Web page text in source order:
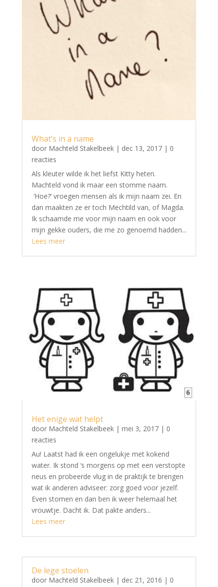
What’s in a name
door Machteld Stakelbeek| dec 13, 2017| 0
reacties
Als kleuter wilde ik het liefst Kitty heten.
Machteld vond ik maar een stomme naam.
‘Hoe?’ vroegen mensen als ik mijn naam zei. En
dan maakten ze er toch Mechtild van, of Magda.
Ik schaamde me voor mijn naam en ook voor
mijn gekke ouders, die me zo genoemd hadden...
Lees meer
Het enige wat helpt
door Machteld Stakelbeek| mei 3, 2017| 0
reacties
Au! Laatst had ik een ongelukje met kokend
water. Ik stond ‘s morgens op met een verstopte
neus en probeerde vlug in de praktijk te brengen
wat ik anderen adviseer: zorg goed voor jezelf.
Even stomen en dan ben ik weer helemaal het
vrouwtje. Dacht ik. Dat pakte anders...
Lees meer
De lege stoelen
door Machteld Stakelbeek| dec 21, 2016 | 0